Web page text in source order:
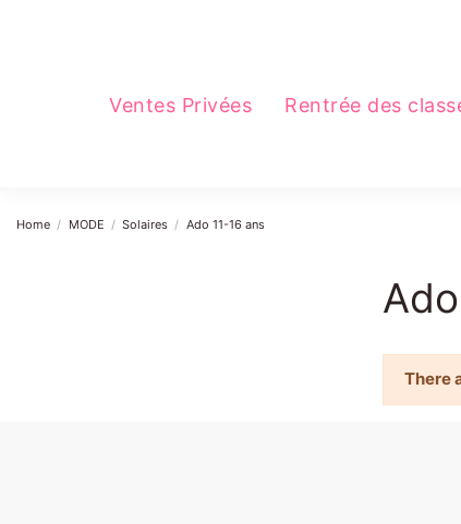
Ventes Privées Rentrée des
Home MODE Solaires Ado 11-16 ans
There